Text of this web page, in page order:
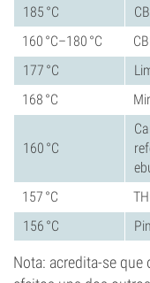
185 °C
160 °C–180 °C
177 °C
168 °C
160 °C
157 °C
156 °C
Nota: acredita-se